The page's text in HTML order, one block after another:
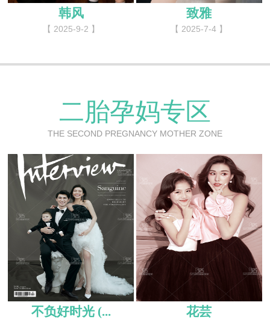
韩风
【 2025-9-2 】
致雅
【 2025-7-4 】
二胎孕妈专区
THE SECOND PREGNANCY MOTHER ZONE
不负好时光 (... 花芸